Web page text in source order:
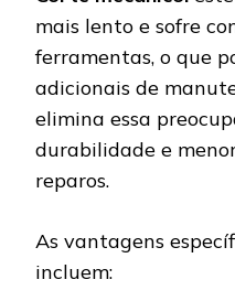
mais lento e sofre
ferramentas, o que
adicionais de
elimina essa
durabilidade e
reparos.
As vantagens
incluem: